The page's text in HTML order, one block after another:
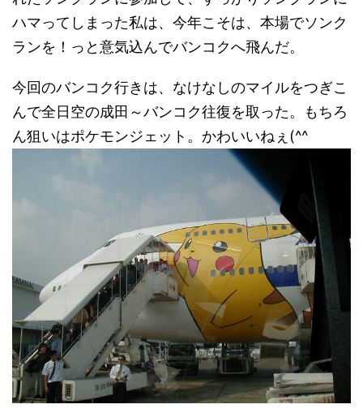
ハマってしまった私は、今年こそは、本場でソンク
ランを！っと意気込んでバンコクへ飛んだ。
今回のバンコク行きは、なけなしのマイルをつぎこ
んで全日空の成田～バンコク往復を取った。もちろ
ん狙いはポケモンジェット。かわいいねぇ(^^